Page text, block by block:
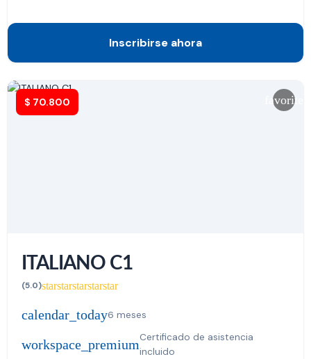
Inscribirse ahora
$ 70.800 favorite
ITALIANO C1
(5.0)starstarstarstarstar
calendar_today6 meses
workspace_premiumCertificado de asistencia
incluido